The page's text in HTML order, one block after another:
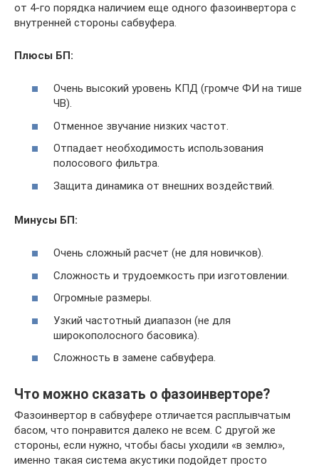
от 4-го порядка наличием еще одного фазоинвертора с
внутренней стороны сабвуфера.
Плюсы БП:
Очень высокий уровень КПД (громче ФИ на тише
ЧВ).
Отменное звучание низких частот.
Отпадает необходимость использования
полосового фильтра.
Защита динамика от внешних воздействий.
Минусы БП:
Очень сложный расчет (не для новичков).
Сложность и трудоемкость при изготовлении.
Огромные размеры.
Узкий частотный диапазон (не для
широкополосного басовика).
Сложность в замене сабвуфера.
Что можно сказать о фазоинверторе?
Фазоинвертор в сабвуфере отличается расплывчатым
басом, что понравится далеко не всем. С другой же
стороны, если нужно, чтобы басы уходили «в землю»,
именно такая система акустики подойдет просто